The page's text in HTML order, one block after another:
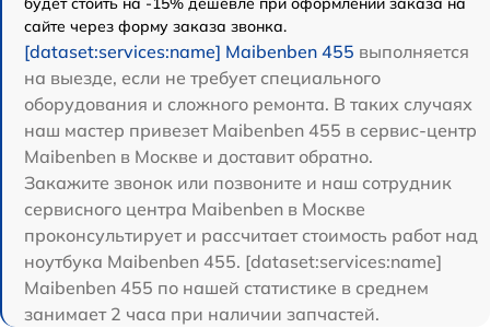
сайте через форму заказа звонка.
[dataset:services:name] Maibenben 455 выполняется
на выезде, если не требует специального
оборудования и сложного ремонта. В таких случаях
наш мастер привезет Maibenben 455 в сервис-центр
Maibenben в Москве и доставит обратно.
Закажите звонок или позвоните и наш сотрудник
сервисного центра Maibenben в Москве
проконсультирует и рассчитает стоимость работ над
ноутбука Maibenben 455. [dataset:services:name]
Maibenben 455 по нашей статистике в среднем
занимает 2 часа при наличии запчастей.